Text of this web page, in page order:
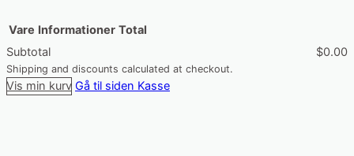
Varer
i
Vare Informationer Total
Subtotal
$0.00
Shipping and discounts calculated at checkout.
Vis min kurv Gå til siden Kasse